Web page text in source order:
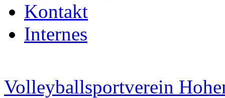
Kontakt
Internes
Volleyballsportverein